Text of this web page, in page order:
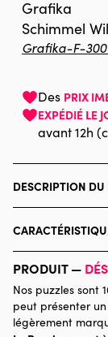
Grafika
Schimmel
Grafika-F-
Des PRIX
EXPÉDIÉ LE
avant 12h
DESCRIPTION
Schim Schimmel.
Catégorie
PRODUIT —
Nos puzzles sont
peut présenter
légèrement